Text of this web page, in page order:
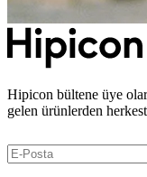
Hipicon bültene üye
gelen ürünlerden